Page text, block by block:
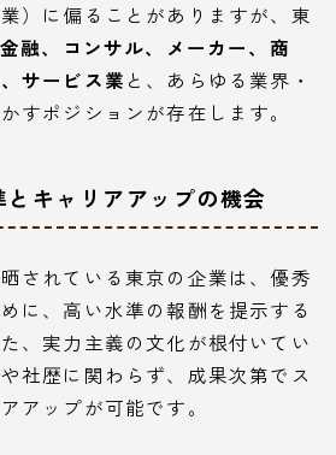
）に偏ることがありますが、東
融、コンサル、メーカー、商
サービス業 と、あらゆる業界・
すポジションが存在します。
キャリアアップの機会
されている東京の企業は、優秀
に、高い水準の報酬を提示する
、実力主義の文化が根付いてい
社歴に関わらず、成果次第でス
アップが可能です。